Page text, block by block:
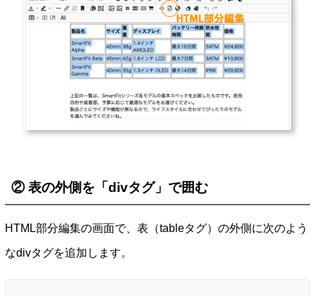
② 表の外側を「divタグ」で囲む
HTML部分編集の画面で、表（tableタグ）の外側に次のよう
なdivタグを追加します。